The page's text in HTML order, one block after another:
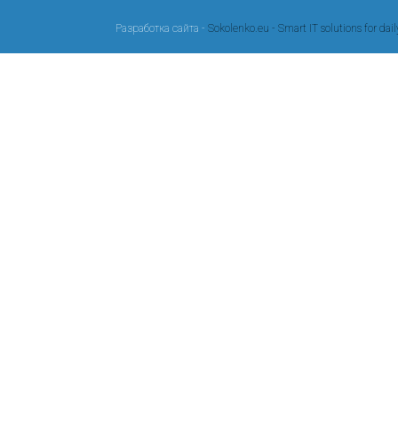
Разработка сайта - Sokolenko.eu - Smart IT solutions for